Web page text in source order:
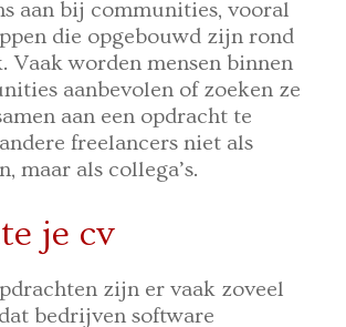
aan bij communities, vooral
die opgebouwd zijn rond
Vaak worden mensen binnen
aanbevolen of zoeken ze
aan een opdracht te
freelancers niet als
maar als collega’s.
je cv
zijn er vaak zoveel
bedrijven software